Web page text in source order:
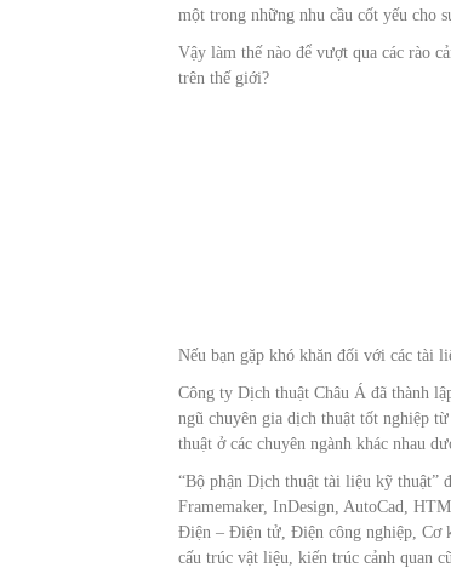
một trong những nhu cầu cốt yếu cho
Vậy làm thế nào để vượt qua các rào
trên thế giới?
Nếu bạn gặp khó khăn đối với các tài
Công ty Dịch thuật Châu Á đã thành
ngũ chuyên gia dịch thuật tốt nghiệp
thuật ở các chuyên ngành khác nhau
“Bộ phận Dịch thuật tài liệu kỹ thuật”
Framemaker, InDesign, AutoCad,
Điện – Điện tử, Điện công nghiệp, Cơ
cấu trúc vật liệu, kiến trúc cảnh quan